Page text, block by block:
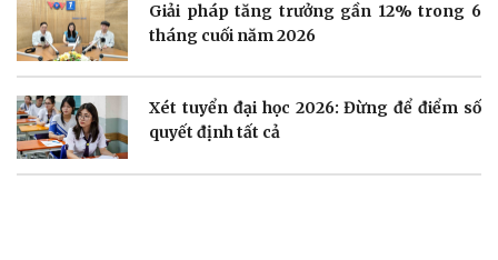
Dinh dưỡng - món ngon
Cây thuốc
Sản phụ khoa
Nhà đẹp
Blog
Giải pháp tăng trưởng gần 12% trong 6
tháng cuối năm 2026
Xét tuyển đại học 2026: Đừng để điểm số
quyết định tất cả